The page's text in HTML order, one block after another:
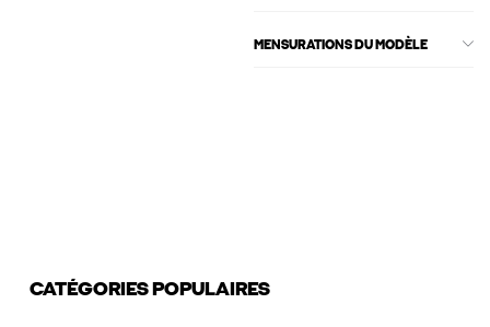
MENSURATIONS DU MODÈLE
CATÉGORIES POPULAIRES